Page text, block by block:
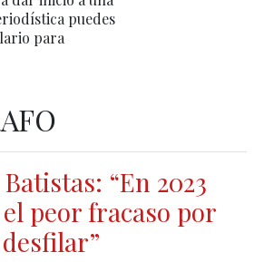
puedes
para
“En 2023
peor fracaso por